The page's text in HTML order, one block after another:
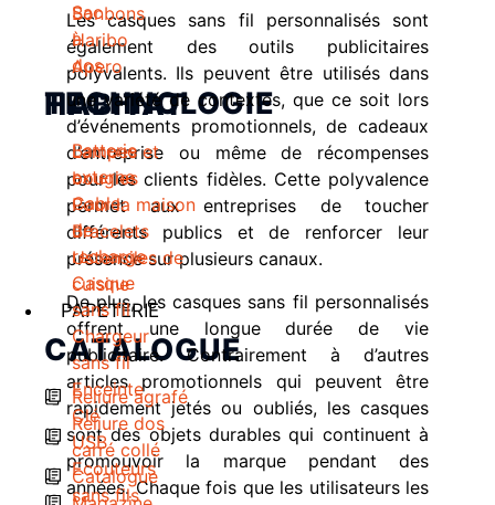
Bonbons
Haribo
Apero
HABITAT
Lampes et
bougies
Pour la maison
Bracelets
Ustensiles de
cuisine
PAPETERIE
CATALOGUE
Reliure agrafé
Reliure dos
carré collé
Catalogue
Sac
à
dos
TECHNOLOGIE
Batterie
externe
Cable
de
recharge
Casque
sans fil
Chargeur
sans fil
Enceinte
Clé
USB
Ecouteurs
sans fils
Les casques sans fil personnalisés sont
également des outils publicitaires
polyvalents. Ils peuvent être utilisés dans
une variété de contextes, que ce soit lors
d’événements promotionnels, de cadeaux
d’entreprise ou même de récompenses
pour les clients fidèles. Cette polyvalence
permet aux entreprises de toucher
différents publics et de renforcer leur
présence sur plusieurs canaux.
De plus, les casques sans fil personnalisés
offrent une longue durée de vie
publicitaire. Contrairement à d’autres
articles promotionnels qui peuvent être
rapidement jetés ou oubliés, les casques
sont des objets durables qui continuent à
promouvoir la marque pendant des
années. Chaque fois que les utilisateurs les